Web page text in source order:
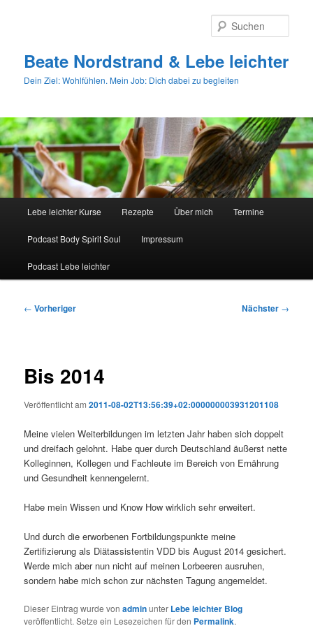
Beate Nordstrand & Lebe leichter
Dein Ziel: Wohlfühlen. Mein Job: Dich dabei zu begleiten
Lebe leichter Kurse Rezepte Über mich Termine
Podcast Body Spirit Soul Impressum
Podcast Lebe leichter
Beitragsnavigation
← Vorheriger Nächster →
Bis 2014
Veröffentlicht am2011-08-02T13:56:39+02:000000003931201108
Meine vielen Weiterbildungen im letzten Jahr haben sich doppelt
und dreifach gelohnt. Habe quer durch Deutschland äußerst nette
Kolleginnen, Kollegen und Fachleute im Bereich von Ernährung
und Gesundheit kennengelernt.
Habe mein Wissen und Know How wirklich sehr erweitert.
Und durch die erworbenen Fortbildungspunkte meine
Zertifizierung als Diätassistentin VDD bis August 2014 gesichert.
Werde mich aber nun nicht auf meinen Lorbeeren ausruhen,
sondern habe mich schon zur nächsten Tagung angemeldet.
Dieser Eintrag wurde vonadminunter Lebe leichter Blog
veröffentlicht. Setze ein Lesezeichen für den Permalink.